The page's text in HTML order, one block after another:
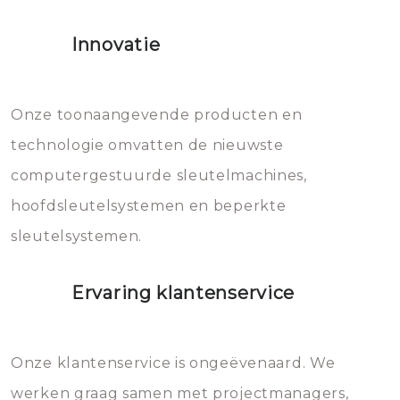
geheel vervangen moet worden.
mee, die u gemakkelijk kunt
vermijden.
Innovatie
Onze toonaangevende producten en
technologie omvatten de nieuwste
computergestuurde sleutelmachines,
hoofdsleutelsystemen en beperkte
sleutelsystemen.
Ervaring klantenservice
Onze klantenservice is ongeëvenaard. We
werken graag samen met projectmanagers,